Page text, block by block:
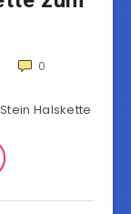
0
Halskette